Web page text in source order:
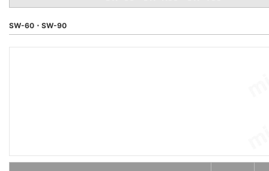
SW-60・SW-90